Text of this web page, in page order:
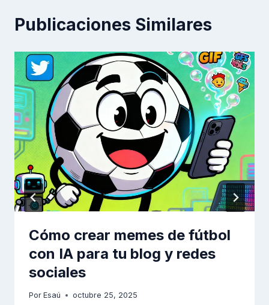
Publicaciones Similares
Cómo crear memes de fútbol
con IA para tu blog y redes
sociales
Por Esaú octubre 25, 2025